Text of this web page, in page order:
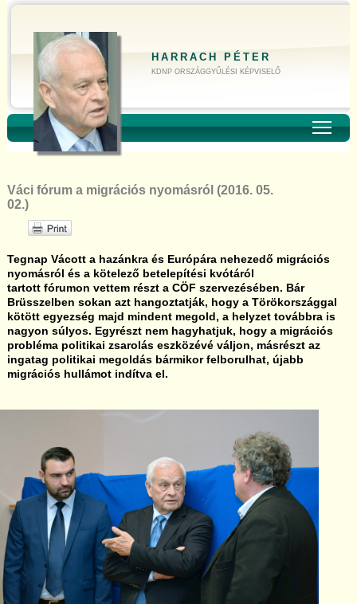
HARRACH PÉTER
KDNP ORSZÁGGYŰLÉSI KÉPVISELŐ
Váci fórum a migrációs nyomásról (2016. 05.
02.)
Tegnap Vácott a hazánkra és Európára nehezedő migrációs
nyomásról és a kötelező betelepítési kvótáról
tartott fórumon vettem részt a CÖF szervezésében. Bár
Brüsszelben sokan azt hangoztatják, hogy a Törökországgal
kötött egyezség majd mindent megold, a helyzet továbbra is
nagyon súlyos. Egyrészt nem hagyhatjuk, hogy a migrációs
probléma politikai zsarolás eszközévé váljon, másrészt az
ingatag politikai megoldás bármikor felborulhat, újabb
migrációs hullámot indítva el.